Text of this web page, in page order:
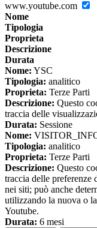
www.youtube.com
Nome
Tipologia
Proprieta
Descrizione
Durata
Nome: YSC
Tipologia: analitico
Proprieta: Terze Parti
Descrizione: Questo
traccia delle
Durata: Sessione
Nome:
Tipologia: analitico
Proprieta: Terze Parti
Descrizione: Questo
traccia delle preferenze
nei siti; può anche
utilizzando la nuova o
Youtube.
Durata: 6 mesi